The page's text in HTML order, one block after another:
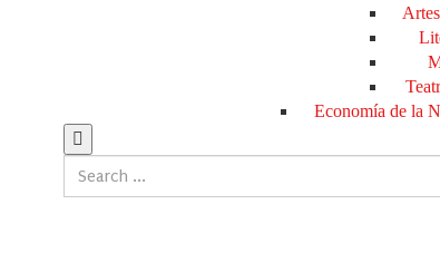
Economía de la